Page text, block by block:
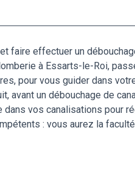
effectuer un
à Essarts-le-Roi,
pour vous guider dans
avant un débouchage de
vos canalisations pour
: vous aurez la